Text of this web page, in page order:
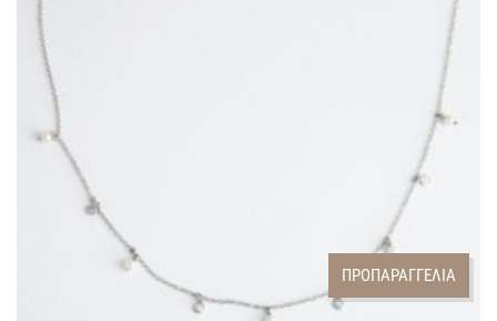
ΠΡΟΠΑΡΑΓΓΕΛΙΑ